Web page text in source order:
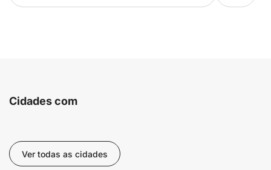
Cidades com
Ver todas as cidades